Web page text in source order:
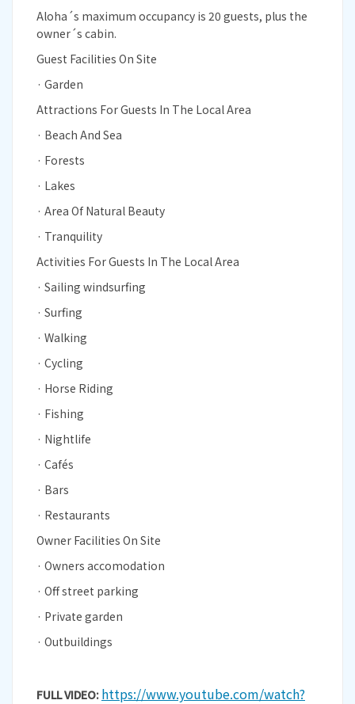
Aloha´s maximum occupancy is 20 guests, plus the
owner´s cabin.
Guest Facilities On Site
· Garden
Attractions For Guests In The Local Area
· Beach And Sea
· Forests
· Lakes
· Area Of Natural Beauty
· Tranquility
Activities For Guests In The Local Area
· Sailing windsurfing
· Surfing
· Walking
· Cycling
· Horse Riding
· Fishing
· Nightlife
· Cafés
· Bars
· Restaurants
Owner Facilities On Site
· Owners accomodation
· Off street parking
· Private garden
· Outbuildings
FULL VIDEO: https://www.youtube.com/watch?